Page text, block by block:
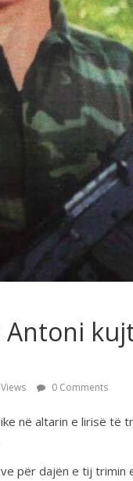
0 Comments
në altarin e lirisë të
për dajën e tij trimin